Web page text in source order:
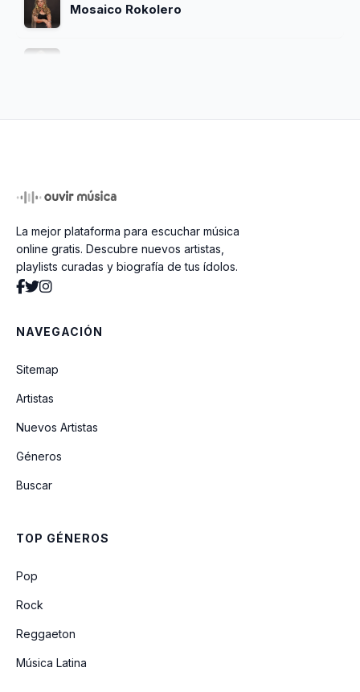
Mosaico Rokolero
Mentiras
La mejor plataforma para escuchar música
online gratis. Descubre nuevos artistas,
playlists curadas y biografía de tus ídolos.
NAVEGACIÓN
Sitemap
Artistas
Nuevos Artistas
Géneros
Buscar
TOP GÉNEROS
Pop
Rock
Reggaeton
Música Latina